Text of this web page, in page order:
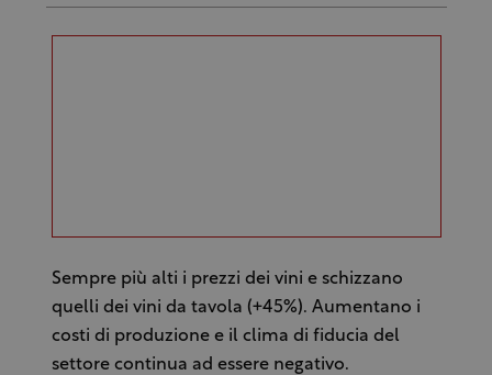
Sempre più alti i prezzi dei vini e schizzano
quelli dei vini da tavola (+45%). Aumentano i
costi di produzione e il clima di fiducia del
settore continua ad essere negativo.